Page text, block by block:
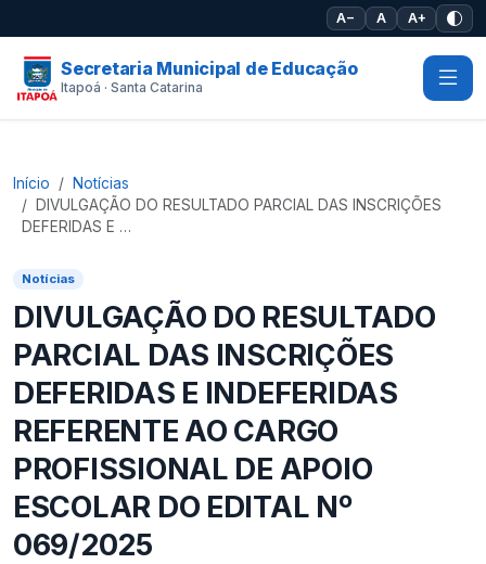
A− A A+
Secretaria Municipal de Educação
Itapoá · Santa Catarina
Início
Notícias
DIVULGAÇÃO DO RESULTADO PARCIAL DAS INSCRIÇÕES
DEFERIDAS E …
Notícias
DIVULGAÇÃO DO RESULTADO
PARCIAL DAS INSCRIÇÕES
DEFERIDAS E INDEFERIDAS
REFERENTE AO CARGO
PROFISSIONAL DE APOIO
ESCOLAR DO EDITAL Nº
069/2025